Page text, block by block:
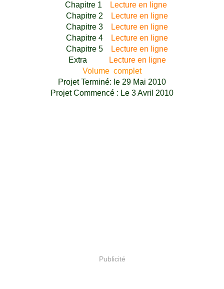
Chapitre 1
Lecture en ligne
Chapitre 2
Lecture en ligne
Chapitre 3
Lecture en ligne
Chapitre 4
Lecture en ligne
Chapitre 5
Lecture en ligne
Extra
Lecture en ligne
Volume complet
Projet Terminé: le 29 Mai 2010
Projet Commencé : Le 3 Avril 2010
Publicité